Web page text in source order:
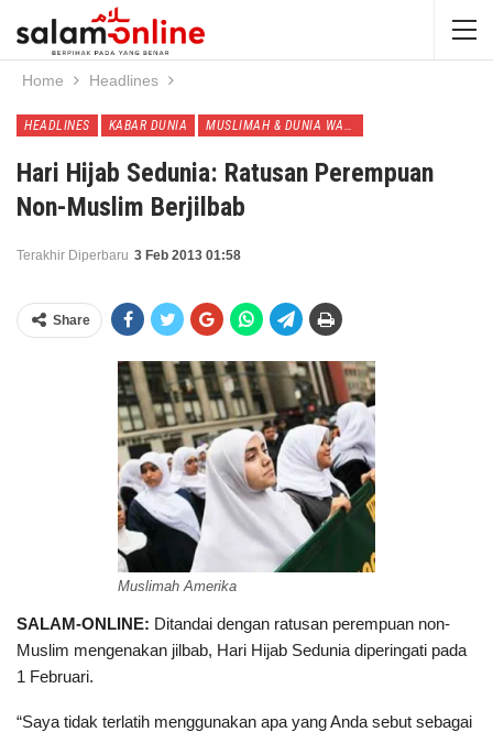
Home Headlines
HEADLINES KABAR DUNIA MUSLIMAH & DUNIA WANITA
Hari Hijab Sedunia: Ratusan Perempuan
Non-Muslim Berjilbab
Terakhir Diperbaru 3 Feb 2013 01:58
Share
Muslimah Amerika
SALAM-ONLINE: Ditandai dengan ratusan perempuan non-
Muslim mengenakan jilbab, Hari Hijab Sedunia diperingati pada
1 Februari.
“Saya tidak terlatih menggunakan apa yang Anda sebut sebagai